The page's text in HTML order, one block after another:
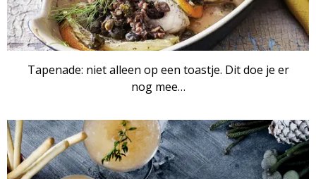
Tapenade: niet alleen op een toastje. Dit doe je er
nog mee…